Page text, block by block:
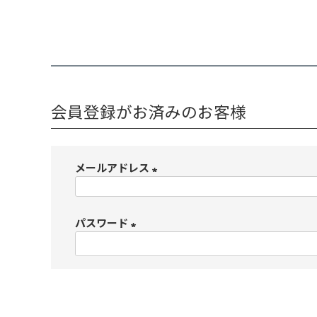
会員登録がお済みのお客様
メールアドレス
パスワード